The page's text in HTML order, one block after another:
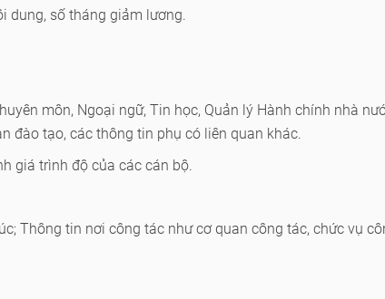
dung, số tháng giảm lương.
môn, Ngoại ngữ, Tin học, Quản lý Hành chính nhà
đào tạo, các thông tin phụ có liên quan khác.
giá trình độ của các cán bộ.
Thông tin nơi công tác như cơ quan công tác, chức vụ